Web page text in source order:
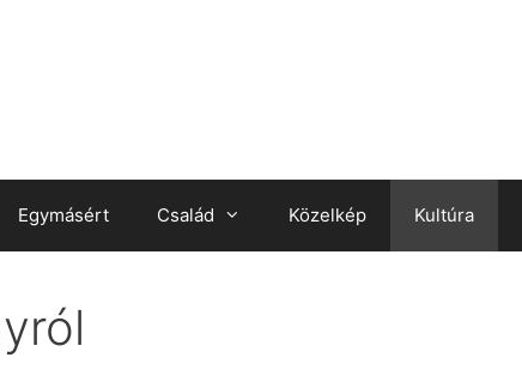
Egymásért Család Közelkép Kultúra